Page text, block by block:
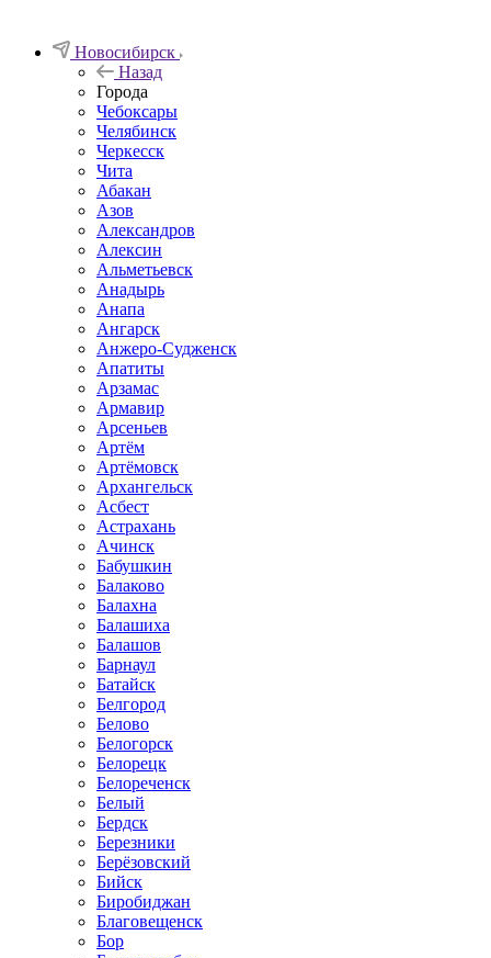
Новосибирск
Назад
Города
Чебоксары
Челябинск
Черкесск
Чита
Абакан
Азов
Александров
Алексин
Альметьевск
Анадырь
Анапа
Ангарск
Анжеро-Судженск
Апатиты
Арзамас
Армавир
Арсеньев
Артём
Артёмовск
Архангельск
Асбест
Астрахань
Ачинск
Бабушкин
Балаково
Балахна
Балашиха
Балашов
Барнаул
Батайск
Белгород
Белово
Белогорск
Белорецк
Белореченск
Белый
Бердск
Березники
Берёзовский
Бийск
Биробиджан
Благовещенск
Бор